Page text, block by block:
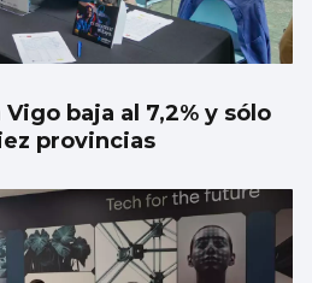
baja al 7,2% y sólo
provincias